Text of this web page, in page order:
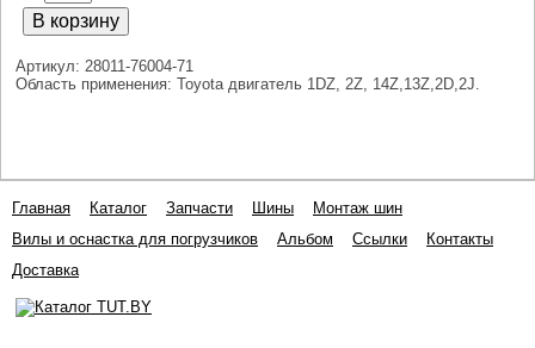
Артикул: 28011-76004-71
Область применения: Toyota двигатель 1DZ, 2Z, 14Z,13Z,2D,2J.
Главная Каталог Запчасти Шины
Монтаж шин
Вилы и оснастка для погрузчиков
Альбом Ссылки
Контакты
Доставка